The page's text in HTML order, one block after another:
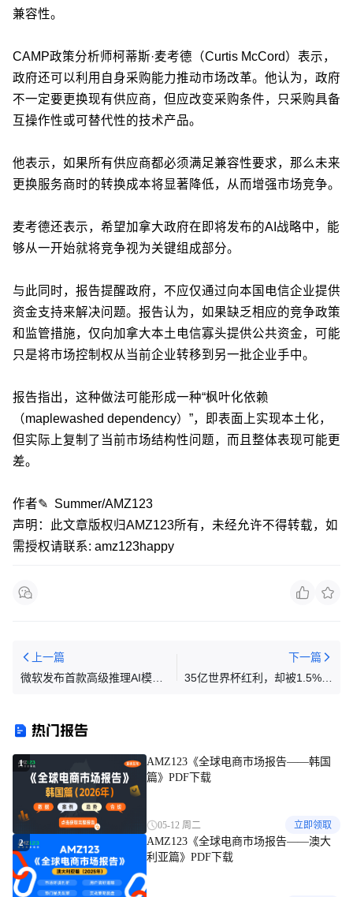
兼容性。
CAMP政策分析师柯蒂斯·麦考德（Curtis McCord）表示，
政府还可以利用自身采购能力推动市场改革。他认为，政府
不一定要更换现有供应商，但应改变采购条件，只采购具备
互操作性或可替代性的技术产品。
他表示，如果所有供应商都必须满足兼容性要求，那么未来
更换服务商时的转换成本将显著降低，从而增强市场竞争。
麦考德还表示，希望加拿大政府在即将发布的AI战略中，能
够从一开始就将竞争视为关键组成部分。
与此同时，报告提醒政府，不应仅通过向本国电信企业提供
资金支持来解决问题。报告认为，如果缺乏相应的竞争政策
和监管措施，仅向加拿大本土电信寡头提供公共资金，可能
只是将市场控制权从当前企业转移到另一批企业手中。
报告指出，这种做法可能形成一种“枫叶化依赖
（maplewashed dependency）”，即表面上实现本土化，
但实际上复制了当前市场结构性问题，而且整体表现可能更
差。
作者✎ Summer/AMZ123
声明：此文章版权归AMZ123所有，未经允许不得转载，如
需授权请联系: amz123happy
上一篇
微软发布首款高级推理AI模型
下一篇
35亿世界杯红利，却被1.5%抽
热门报告
1
AMZ123《全球电商市场报告——韩国
篇》PDF下载
05-12 周二 立即领取
2
AMZ123《全球电商市场报告——澳大
利亚篇》PDF下载